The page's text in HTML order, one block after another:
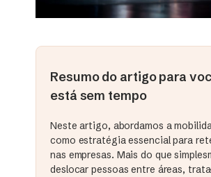
Resumo do artigo para
está sem tempo
Neste artigo, abordamos a
como estratégia essencial para
nas empresas. Mais do que
deslocar pessoas entre áreas,